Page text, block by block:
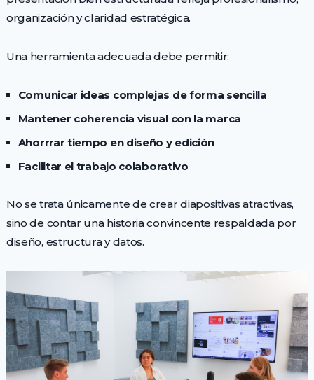
organización y claridad estratégica.
Una herramienta adecuada debe permitir:
Comunicar ideas complejas de forma sencilla
Mantener coherencia visual con la marca
Ahorrrar tiempo en diseño y edición
Facilitar el trabajo colaborativo
No se trata únicamente de crear diapositivas atractivas,
sino de contar una historia convincente respaldada por
diseño, estructura y datos.